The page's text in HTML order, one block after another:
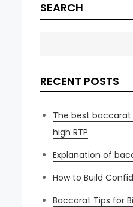
SEARCH
RECENT POSTS
The best
high RTP
Explanation of
How to Build
Baccarat Tips for